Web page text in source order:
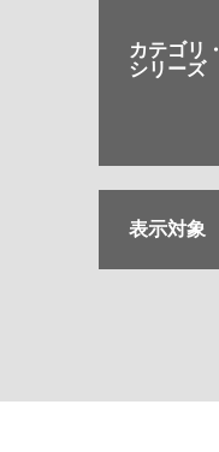
カテゴリ・
シリーズ
表示対象